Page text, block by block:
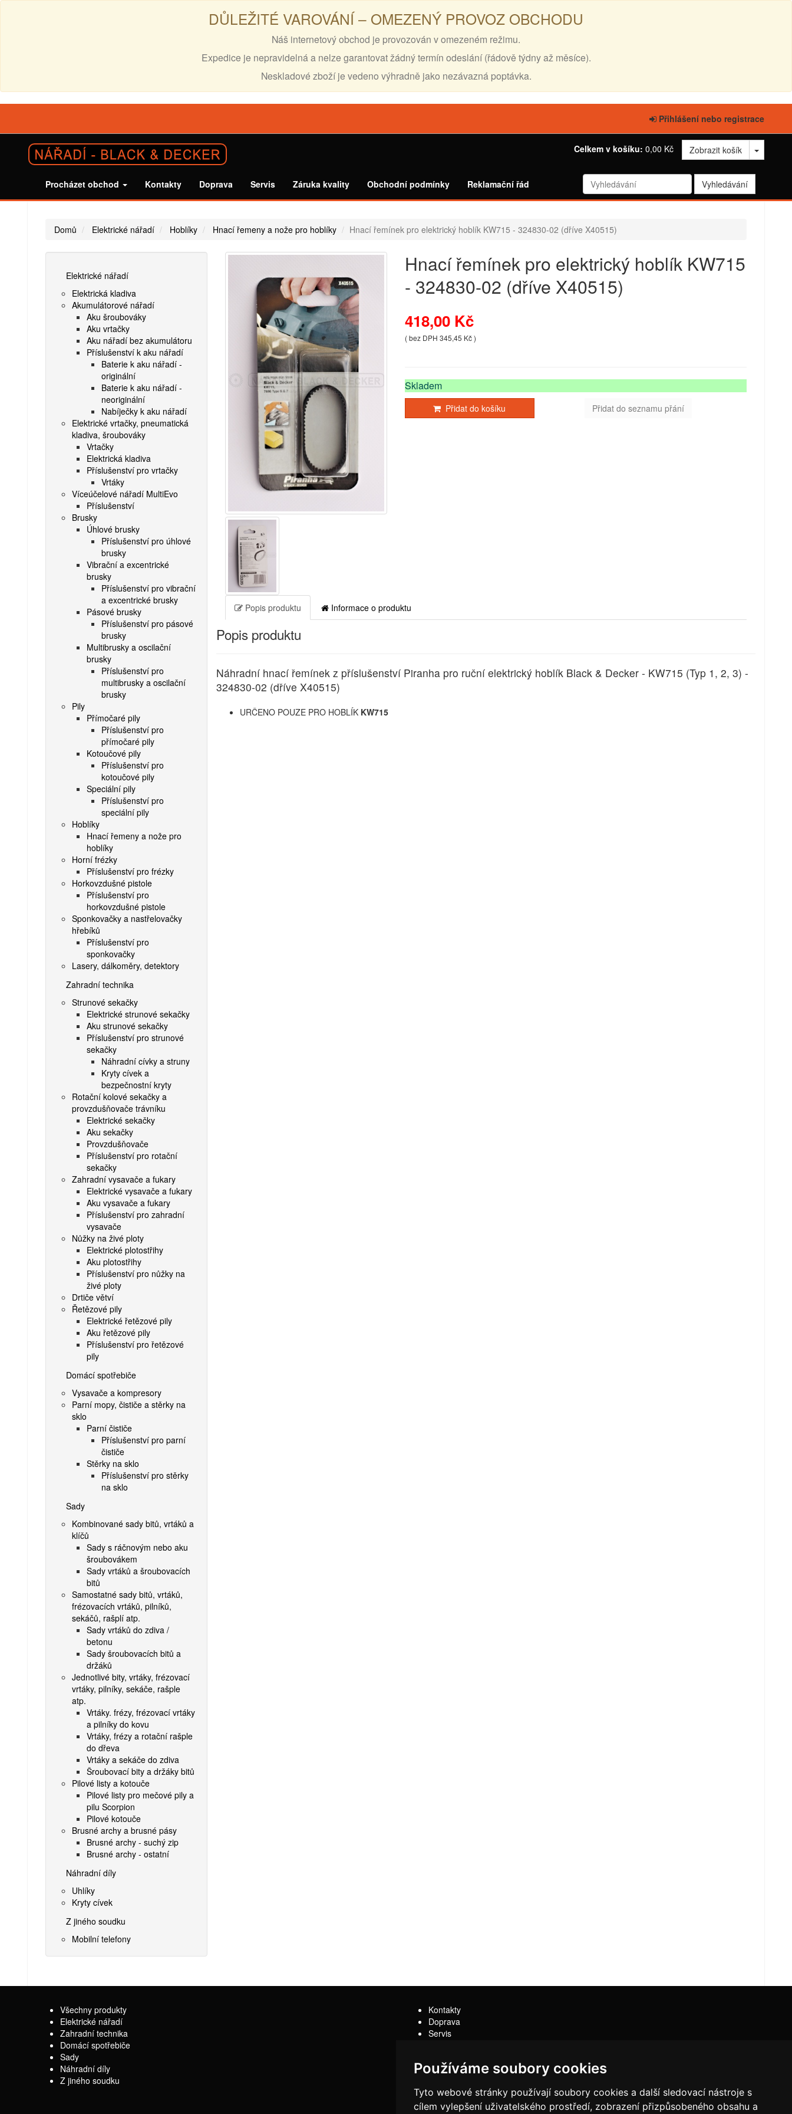
Používáme soubory cookies
Tyto webové stránky používají soubory cookies a další sledovací nástroje s
cílem vylepšení uživatelského prostředí, zobrazení přizpůsobeného obsahu a
DŮLEŽITÉ VAROVÁNÍ – OMEZENÝ PROVOZ OBCHODU
Náš internetový obchod je provozován v omezeném režimu.
Expedice je nepravidelná a nelze garantovat žádný termín odeslání (řádově týdny až měsíce).
Neskladové zboží je vedeno výhradně jako nezávazná poptávka.
Přihlášení nebo registrace
Celkem v košíku: 0,00 Kč Zobrazit košík
Procházet obchod Kontakty Doprava Servis Záruka kvality Obchodní podmínky Reklamační řád
Domů Elektrické nářadí Hoblíky Hnací řemeny a nože pro hoblíky Hnací řemínek pro elektrický hoblík KW715 - 324830-02 (dříve X40515)
Elektrické nářadí
Elektrická kladiva
Akumulátorové nářadí
Aku šroubováky
Aku vrtačky
Aku nářadí bez akumulátoru
Příslušenství k aku nářadí
Baterie k aku nářadí -
originální
Baterie k aku nářadí -
neoriginální
Nabíječky k aku nářadí
Elektrické vrtačky, pneumatická
kladiva, šroubováky
Vrtačky
Elektrická kladiva
Příslušenství pro vrtačky
Vrtáky
Víceúčelové nářadí MultiEvo
Příslušenství
Brusky
Úhlové brusky
Příslušenství pro úhlové
brusky
Vibrační a excentrické
brusky
Příslušenství pro vibrační
a excentrické brusky
Pásové brusky
Příslušenství pro pásové
brusky
Multibrusky a oscilační
brusky
Příslušenství pro
multibrusky a oscilační
brusky
Pily
Přímočaré pily
Příslušenství pro
přímočaré pily
Kotoučové pily
Příslušenství pro
kotoučové pily
Speciální pily
Příslušenství pro
speciální pily
Hoblíky
Hnací řemeny a nože pro
hoblíky
Horní frézky
Příslušenství pro frézky
Horkovzdušné pistole
Příslušenství pro
horkovzdušné pistole
Sponkovačky a nastřelovačky
hřebíků
Příslušenství pro
sponkovačky
Lasery, dálkoměry, detektory
Zahradní technika
Strunové sekačky
Elektrické strunové sekačky
Aku strunové sekačky
Příslušenství pro strunové
sekačky
Náhradní cívky a struny
Kryty cívek a
bezpečnostní kryty
Rotační kolové sekačky a
provzdušňovače trávníku
Elektrické sekačky
Aku sekačky
Provzdušňovače
Příslušenství pro rotační
sekačky
Zahradní vysavače a fukary
Elektrické vysavače a fukary
Aku vysavače a fukary
Příslušenství pro zahradní
vysavače
Nůžky na živé ploty
Elektrické plotostřihy
Aku plotostřihy
Příslušenství pro nůžky na
živé ploty
Drtiče větví
Řetězové pily
Elektrické řetězové pily
Aku řetězové pily
Příslušenství pro řetězové
pily
Domácí spotřebiče
Vysavače a kompresory
Parní mopy, čističe a stěrky na
sklo
Parní čističe
Příslušenství pro parní
čističe
Stěrky na sklo
Příslušenství pro stěrky
na sklo
Sady
Kombinované sady bitů, vrtáků a
klíčů
Sady s ráčnovým nebo aku
šroubovákem
Sady vrtáků a šroubovacích
bitů
Samostatné sady bitů, vrtáků,
frézovacích vrtáků, pilníků,
sekáčů, rašplí atp.
Sady vrtáků do zdiva /
betonu
Sady šroubovacích bitů a
držáků
Jednotlivé bity, vrtáky, frézovací
vrtáky, pilníky, sekáče, rašple
atp.
Vrtáky. frézy, frézovací vrtáky
a pilníky do kovu
Vrtáky, frézy a rotační rašple
do dřeva
Vrtáky a sekáče do zdiva
Šroubovací bity a držáky bitů
Pilové listy a kotouče
Pilové listy pro mečové pily a
pilu Scorpion
Pilové kotouče
Brusné archy a brusné pásy
Brusné archy - suchý zip
Brusné archy - ostatní
Náhradní díly
Uhlíky
Kryty cívek
Z jiného soudku
Mobilní telefony
Hnací řemínek pro elektrický hoblík KW715
- 324830-02 (dříve X40515)
418,00 Kč
( bez DPH 345,45 Kč )
Skladem
Přidat do košíku Přidat do seznamu přání
Popis produktu Informace o produktu
Popis produktu
Náhradní hnací řemínek z příslušenství Piranha pro ruční elektrický hoblík Black & Decker - KW715 (Typ 1, 2, 3) -
324830-02 (dříve X40515)
URČENO POUZE PRO HOBLÍK KW715
Všechny produkty
Elektrické nářadí
Zahradní technika
Domácí spotřebiče
Sady
Náhradní díly
Z jiného soudku
Kontakty
Doprava
Servis